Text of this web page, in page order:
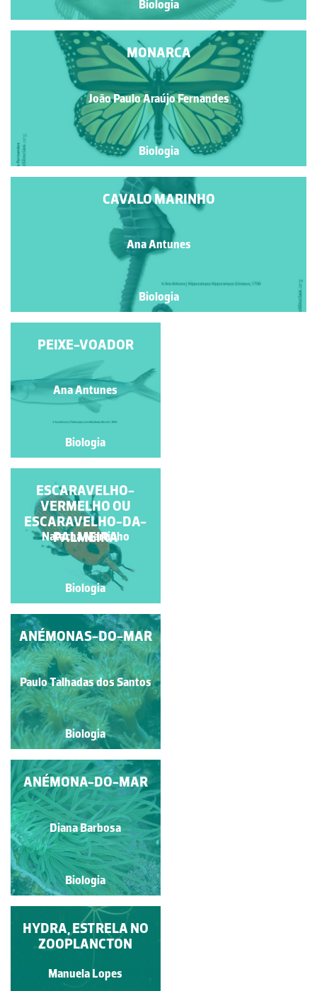
Biologia
MONARCA
João Paulo Araújo Fernandes
Biologia
CAVALO MARINHO
Ana Antunes
Biologia
GOLFINHO ROAZ
TRUNCATUS)
Horácio Santos
Biologia
PEIXE-VOADOR
Ana Antunes
Biologia
ESCARAVELHO-
VERMELHO
Natacha Martinho
Biologia
ESCARAVELHO-
VERMELHO OU
ESCARAVELHO-DA-
PALMEIRA
Natacha Martinho
Biologia
MOSCA-DOMÉSTICA
Natacha Martinho
Biologia
ANÉMONAS-DO-MAR
Paulo Talhadas dos Santos
Biologia
CORAIS
Paulo Talhadas dos Santos
Biologia
ANÉMONA-DO-MAR
Diana Barbosa
Biologia
ANÉMONA
Manuela Lopes
HYDRA, ESTRELA NO
ZOOPLANCTON
Manuela Lopes